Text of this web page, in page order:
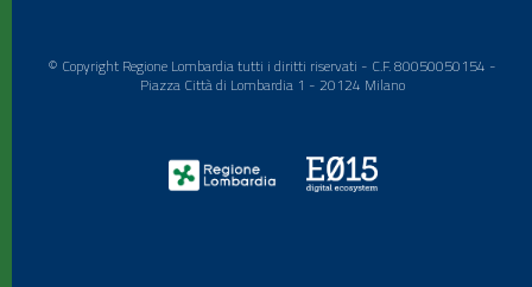
© Copyright Regione Lombardia tutti i diritti riservati - C.F. 80050050154 -
Piazza Città di Lombardia 1 - 20124 Milano